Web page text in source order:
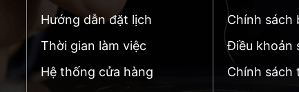
Hướng dẫn đặt lịch
Thời gian làm việc
Hệ thống cửa hàng
Chính sách
Điều khoản
Chính sách